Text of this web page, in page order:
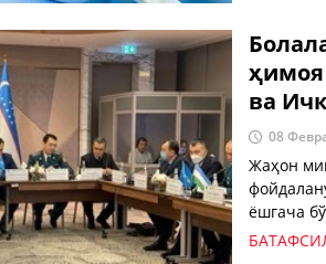
ҳимоя
ва
08
Жаҳон
ёшгача
сонияда